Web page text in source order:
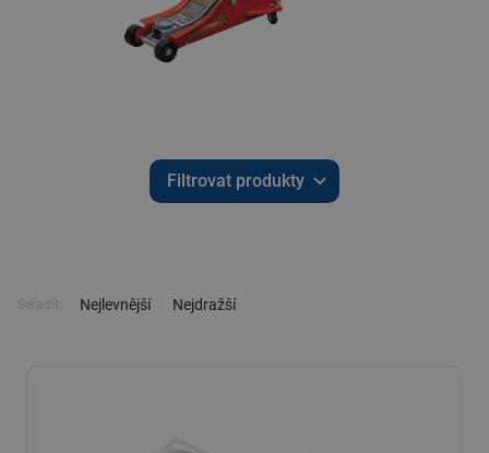
Filtrovat produkty
Seřadit: Nejlevnější Nejdražší